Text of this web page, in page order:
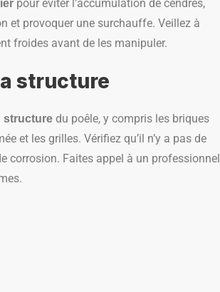
pour éviter l’accumulation de cendres,
et provoquer une surchauffe. Veillez à
froides avant de les manipuler.
structure
structure du poêle, y compris les briques
et les grilles. Vérifiez qu’il n’y a pas de
corrosion. Faites appel à un professionnel